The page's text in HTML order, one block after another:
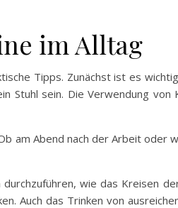
im Alltag
Tipps. Zunächst ist es
Stuhl sein. Die Verwendung
am Abend nach der Arbeit oder
wie das Kreisen
Auch das Trinken von